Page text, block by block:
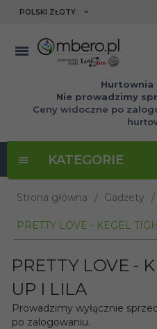
currency_h
POLSKI ZŁOTY
Hurtownia
Nie prowadzimy
Ceny widoczne po
KATEGORIE
Strona główna Gadżety
PRETTY LOVE - KEGEL
PRETTY LOVE -
UP I LILA
Prowadzimy wyłącznie
po zalogowaniu.